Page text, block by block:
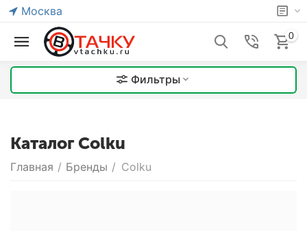
Москва
0
Фильтры
Каталог Colku
Главная / Бренды / Colku